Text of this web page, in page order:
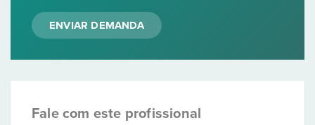
ENVIAR DEMANDA
Fale com este profissional